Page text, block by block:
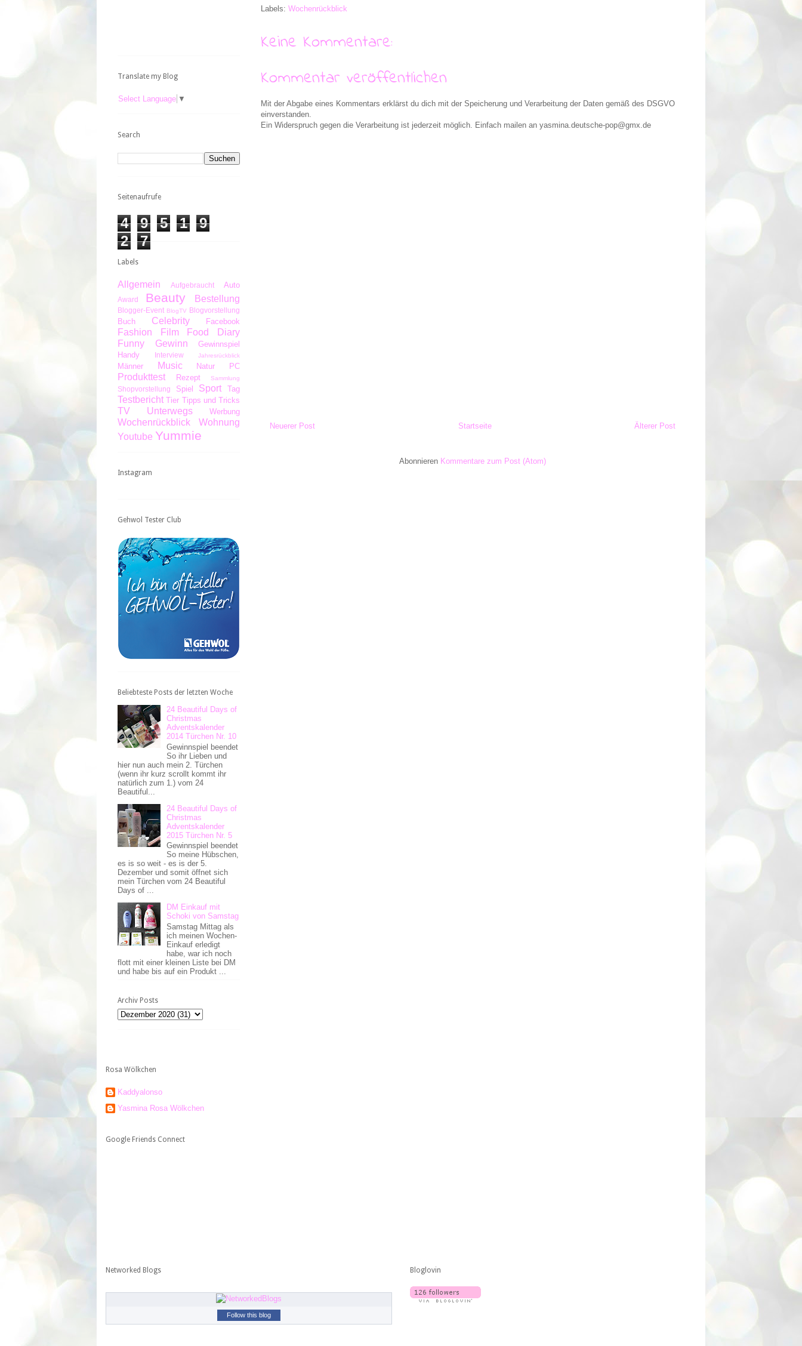
Labels: Wochenrückblick
Keine Kommentare:
Kommentar veröffentlichen
Mit der Abgabe eines Kommentars erklärst du dich mit der Speicherung und Verarbeitung der Daten gemäß des DSGVO
einverstanden.
Ein Widerspruch gegen die Verarbeitung ist jederzeit möglich. Einfach mailen an yasmina.deutsche-pop@gmx.de
Neuerer Post Älterer Post
Startseite
Abonnieren Kommentare zum Post (Atom)
Translate my Blog
Select Language ▼
Search
Seitenaufrufe
4 9 5 1
9
2
7
Labels
Allgemein Aufgebraucht Auto
Award Beauty Bestellung
Blogger-Event BlogTV Blogvorstellung
Buch Celebrity Facebook
Fashion Film
Food Diary
Funny
Gewinn
Gewinnspiel
Handy
Interview Jahresrückblick
Männer Music Natur PC
Produkttest Rezept Sammlung
Shopvorstellung Spiel Sport Tag
Testbericht Tier Tipps und Tricks
TV Unterwegs Werbung
Wochenrückblick
Wohnung
Youtube Yummie
Instagram
Gehwol Tester Club
Beliebteste Posts der letzten Woche
24 Beautiful Days of
Christmas
Adventskalender
2014 Türchen Nr. 10
Gewinnspiel beendet
So ihr Lieben und
hier nun auch mein 2. Türchen
(wenn ihr kurz scrollt kommt ihr
natürlich zum 1.) vom 24
Beautiful...
24 Beautiful Days of
Christmas
Adventskalender
2015 Türchen Nr. 5
Gewinnspiel beendet
So meine Hübschen,
es is so weit - es is der 5.
Dezember und somit öffnet sich
mein Türchen vom 24 Beautiful
Days of ...
DM Einkauf mit
Schoki von Samstag
Samstag Mittag als
ich meinen Wochen-
Einkauf erledigt
habe, war ich noch
flott mit einer kleinen Liste bei DM
und habe bis auf ein Produkt ...
Archiv Posts
Rosa Wölkchen
Kaddyalonso
Yasmina Rosa Wölkchen
Google Friends Connect
Networked Blogs
Follow this blog
Bloglovin